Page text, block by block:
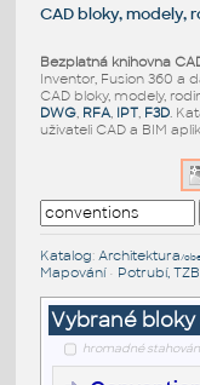
CAD bloky, modely,
Bezplatná knihovna
Inventor, Fusion 360 a
CAD bloky, modely,
DWG, RFA, IPT, F3D.
uživateli CAD a BIM
Katalog: Architektura/
Mapování• Potrubí, TZB
Vybrané bloky
hromadné